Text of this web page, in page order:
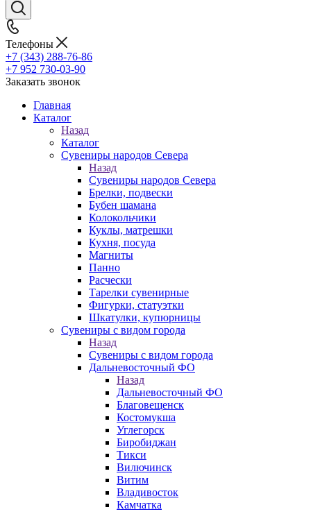
Телефоны
+7 (343) 288-76-86
+7 952 730-03-90
Заказать звонок
Главная
Каталог
Назад
Каталог
Сувениры народов Севера
Назад
Сувениры народов Севера
Брелки, подвески
Бубен шамана
Колокольчики
Куклы, матрешки
Кухня, посуда
Магниты
Панно
Расчески
Тарелки сувенирные
Фигурки, статуэтки
Шкатулки, купюрницы
Сувениры с видом города
Назад
Сувениры с видом города
Дальневосточный ФО
Назад
Дальневосточный ФО
Благовещенск
Костомукша
Углегорск
Биробиджан
Тикси
Вилючинск
Витим
Владивосток
Камчатка